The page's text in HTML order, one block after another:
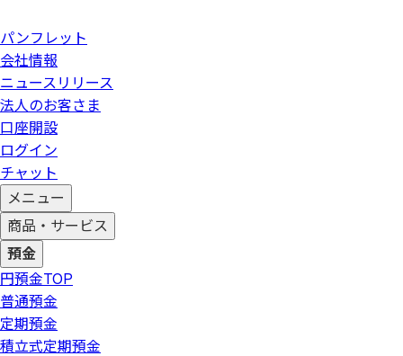
パンフレット
会社情報
ニュースリリース
法人のお客さま
口座開設
ログイン
チャット
メニュー
商品・サービス
預金
円預金TOP
普通預金
定期預金
積立式定期預金